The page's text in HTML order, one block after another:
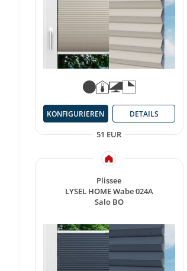
51 EUR
KONFIGURIEREN DETAILS
Plissee
LYSEL HOME Wabe 024A
Salo BO